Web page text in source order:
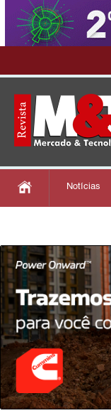
Notícias